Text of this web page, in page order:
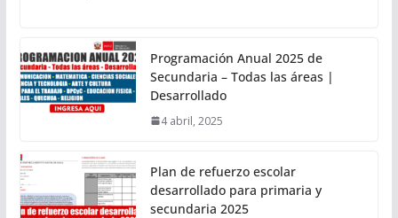
Programación Anual 2025 de
Secundaria – Todas las áreas |
Desarrollado
4 abril, 2025
Plan de refuerzo escolar
desarrollado para primaria y
secundaria 2025